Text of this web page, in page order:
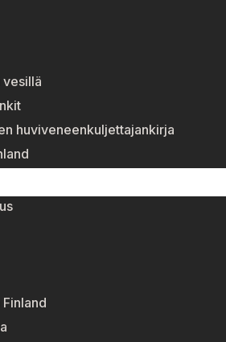
vesillä
huviveneenkuljettajankirja